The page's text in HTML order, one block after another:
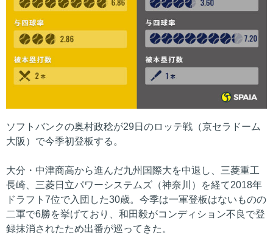
ソフトバンクの奥村政稔が29日のロッテ戦（京セラドーム
大阪）で今季初登板する。
大分・中津商高から進んだ九州国際大を中退し、三菱重工
長崎、三菱日立パワーシステムズ（神奈川）を経て2018年
ドラフト7位で入団した30歳。今季は一軍登板はないものの
二軍で6勝を挙げており、和田毅がコンディション不良で登
録抹消されたため出番が巡ってきた。